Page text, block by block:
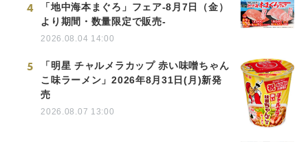
4
「地中海本まぐろ」フェア-8月7日（金）
より期間・数量限定で販売-
2026.08.04 14:00
5
「明星 チャルメラカップ 赤い味噌ちゃん
こ味ラーメン」2026年8月31日(月)新発
売
2026.08.07 13:00